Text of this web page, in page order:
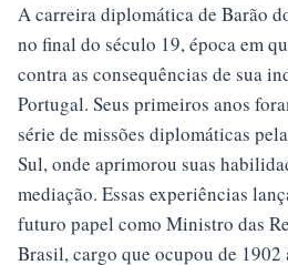
A carreira diplomática de Barão
no final do século 19, época em
contra as consequências de sua
Portugal. Seus primeiros anos
série de missões diplomáticas
Sul, onde aprimorou suas
mediação. Essas experiências
futuro papel como Ministro das
Brasil, cargo que ocupou de 1902